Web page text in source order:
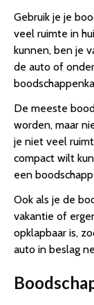
Gebruik je je
veel ruimte in
kunnen, ben je
de auto of
De meeste
worden, maar
je niet veel
compact wilt
een
Ook als je de
vakantie of
opklapbaar is,
auto in beslag